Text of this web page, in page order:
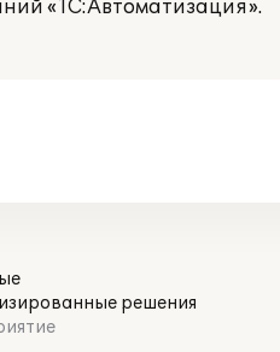
«1С:Автоматизация».
решения